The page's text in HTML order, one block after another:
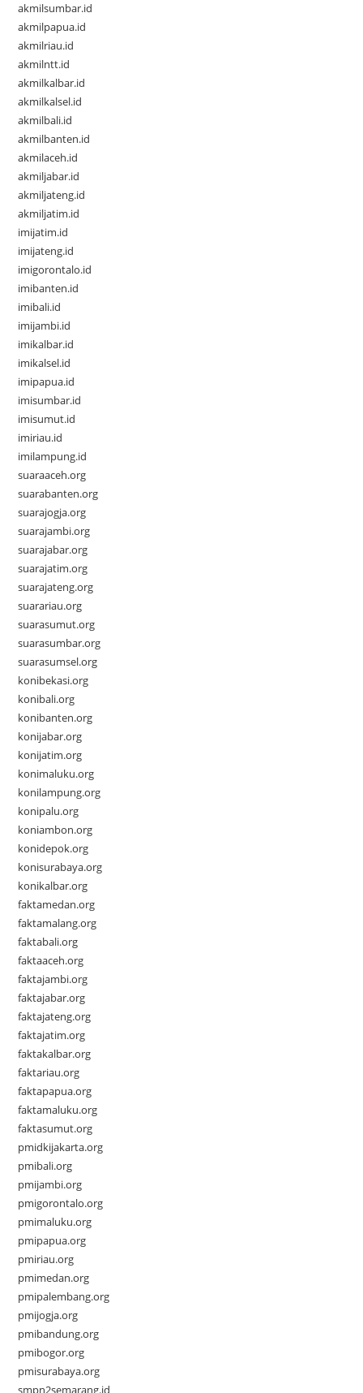
akmilsumbar.id
akmilpapua.id
akmilriau.id
akmilntt.id
akmilkalbar.id
akmilkalsel.id
akmilbali.id
akmilbanten.id
akmilaceh.id
akmiljabar.id
akmiljateng.id
akmiljatim.id
imijatim.id
imijateng.id
imigorontalo.id
imibanten.id
imibali.id
imijambi.id
imikalbar.id
imikalsel.id
imipapua.id
imisumbar.id
imisumut.id
imiriau.id
imilampung.id
suaraaceh.org
suarabanten.org
suarajogja.org
suarajambi.org
suarajabar.org
suarajatim.org
suarajateng.org
suarariau.org
suarasumut.org
suarasumbar.org
suarasumsel.org
konibekasi.org
konibali.org
konibanten.org
konijabar.org
konijatim.org
konimaluku.org
konilampung.org
konipalu.org
koniambon.org
konidepok.org
konisurabaya.org
konikalbar.org
faktamedan.org
faktamalang.org
faktabali.org
faktaaceh.org
faktajambi.org
faktajabar.org
faktajateng.org
faktajatim.org
faktakalbar.org
faktariau.org
faktapapua.org
faktamaluku.org
faktasumut.org
pmidkijakarta.org
pmibali.org
pmijambi.org
pmigorontalo.org
pmimaluku.org
pmipapua.org
pmiriau.org
pmimedan.org
pmipalembang.org
pmijogja.org
pmibandung.org
pmibogor.org
pmisurabaya.org
smpn2semarang.id